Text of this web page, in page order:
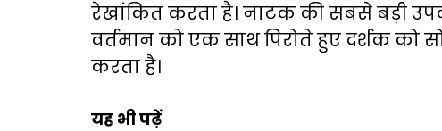
रेखांकित करता है। नाटक की सबसे बड़ी
वर्तमान को एक साथ पिरोते हुए दर्शक
करता है।
यह भी पढ़ें